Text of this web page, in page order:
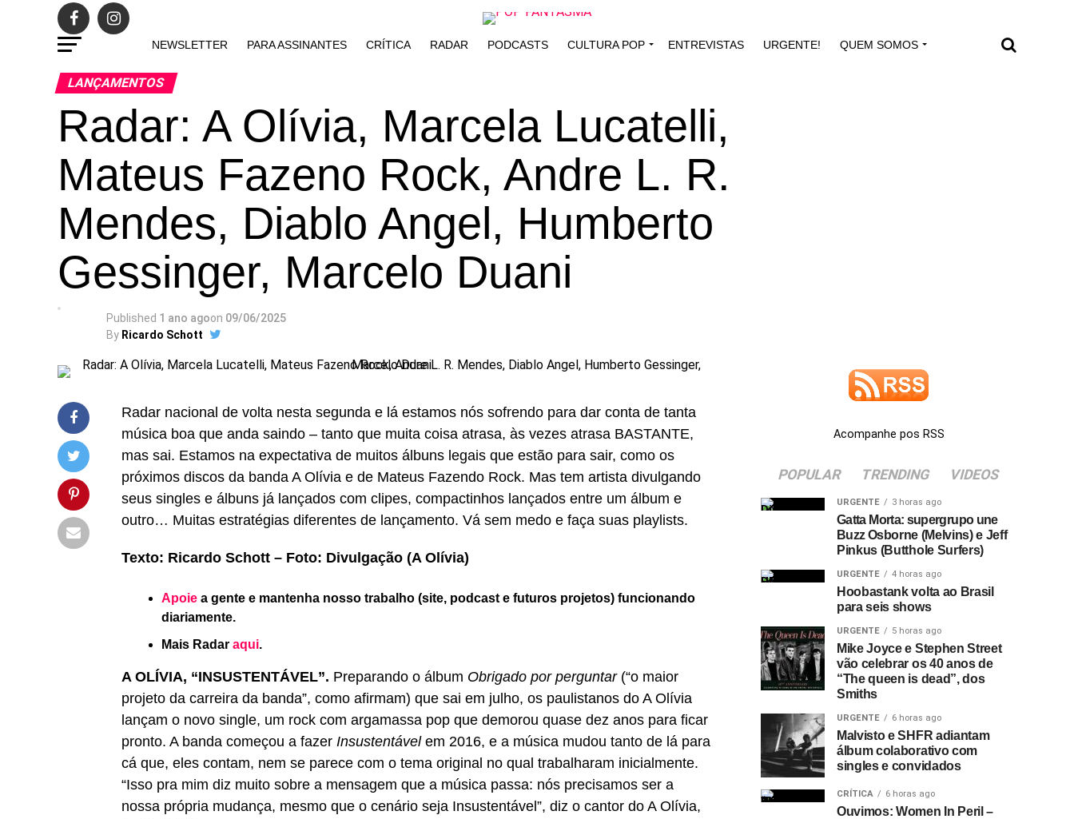
NEWSLETTER PARA ASSINANTES CRÍTICA RADAR PODCASTS CULTURA POP ENTREVISTAS URGENTE! QUEM SOMOS
LANÇAMENTOS
Radar: A Olívia, Marcela Lucatelli,
Mateus Fazeno Rock, Andre L. R.
Mendes, Diablo Angel, Humberto
Gessinger, Marcelo Duani
Published 1 ano agoon 09/06/2025
By Ricardo Schott
Radar nacional de volta nesta segunda e lá estamos nós sofrendo para dar conta de tanta
música boa que anda saindo – tanto que muita coisa atrasa, às vezes atrasa BASTANTE,
mas sai. Estamos na expectativa de muitos álbuns legais que estão para sair, como os
próximos discos da banda A Olívia e de Mateus Fazendo Rock. Mas tem artista divulgando
seus singles e álbuns já lançados com clipes, compactinhos lançados entre um álbum e
outro… Muitas estratégias diferentes de lançamento. Vá sem medo e faça suas playlists.
Texto: Ricardo Schott – Foto: Divulgação (A Olívia)
Apoie a gente e mantenha nosso trabalho (site, podcast e futuros projetos) funcionando
diariamente.
Mais Radar aqui.
A OLÍVIA, “INSUSTENTÁVEL”. Preparando o álbum Obrigado por perguntar(“o maior
projeto da carreira da banda”, como afirmam) que sai em julho, os paulistanos do A Olívia
lançam o novo single, um rock com argamassa pop que demorou quase dez anos para ficar
pronto. A banda começou a fazer Insustentávelem 2016, e a música mudou tanto de lá para
cá que, eles contam, nem se parece com o tema original no qual trabalharam inicialmente.
“Isso pra mim diz muito sobre a mensagem que a música passa: nós precisamos ser a
nossa própria mudança, mesmo que o cenário seja Insustentável”, diz o cantor do A Olívia,
Acompanhe pos RSS
POPULAR TRENDING VIDEOS
URGENTE 3 horas ago
Gatta Morta: supergrupo une
Buzz Osborne (Melvins) e Jeff
Pinkus (Butthole Surfers)
URGENTE 4 horas ago
Hoobastank volta ao Brasil
para seis shows
URGENTE 5 horas ago
Mike Joyce e Stephen Street
vão celebrar os 40 anos de
“The queen is dead”, dos
Smiths
URGENTE 6 horas ago
Malvisto e SHFR adiantam
álbum colaborativo com
singles e convidados
CRÍTICA 6 horas ago
Ouvimos: Women In Peril –